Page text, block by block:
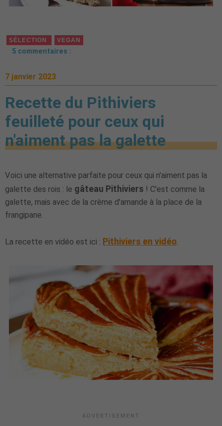
SÉLECTION VEGAN
5 commentaires :
7 janvier 2023
Recette du Pithiviers
feuilleté pour ceux qui
n'aiment pas la galette
Voici une alternative parfaite pour ceux qui n'aiment pas la
galette des rois : le gâteau Pithiviers ! C'est comme la
galette, mais avec de la crème d'amande à la place de la
frangipane.
La recette en vidéo est ici : Pithiviers en vidéo